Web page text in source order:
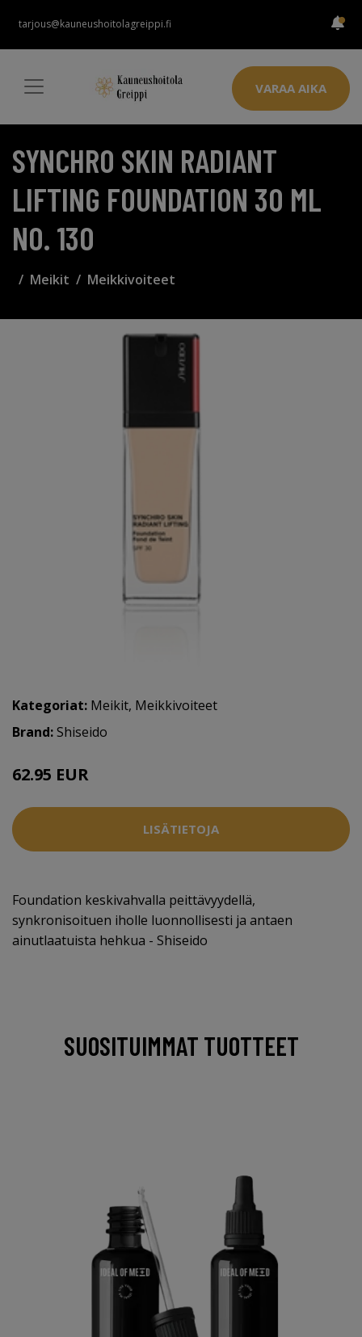
tarjous@kauneushoitolagreippi.fi
VARAA AIKA
SYNCHRO SKIN RADIANT
LIFTING FOUNDATION 30 ML
NO. 130
Meikit Meikkivoiteet
Kategoriat: Meikit, Meikkivoiteet
Brand:Shiseido
62.95 EUR
LISÄTIETOJA
Foundation keskivahvalla peittävyydellä,
synkronisoituen iholle luonnollisesti ja antaen
ainutlaatuista hehkua - Shiseido
SUOSITUIMMAT TUOTTEET